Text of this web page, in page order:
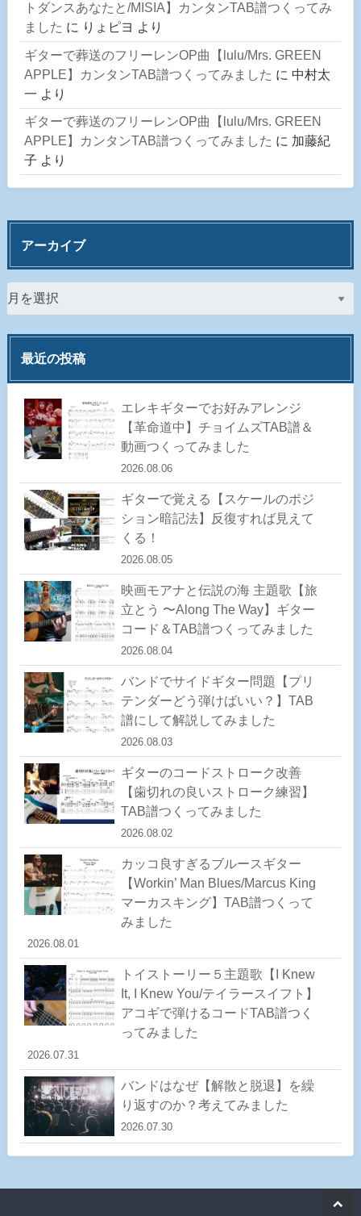
トダンスあなたと/MISIA】カンタンTAB譜つくってみ
ました に りょピヨ より
ギターで葬送のフリーレンOP曲【lulu/Mrs. GREEN
APPLE】カンタンTAB譜つくってみました に 中村太
一 より
ギターで葬送のフリーレンOP曲【lulu/Mrs. GREEN
APPLE】カンタンTAB譜つくってみました に 加藤紀
子 より
アーカイブ
最近の投稿
エレキギターでお好みアレンジ
【革命道中】チョイムズTAB譜＆
動画つくってみました
2026.08.06
ギターで覚える【スケールのポジ
ション暗記法】反復すれば見えて
くる！
2026.08.05
映画モアナと伝説の海 主題歌【旅
立とう 〜Along The Way】ギター
コード＆TAB譜つくってみました
2026.08.04
バンドでサイドギター問題【プリ
テンダーどう弾けばいい？】TAB
譜にして解説してみました
2026.08.03
ギターのコードストローク改善
【歯切れの良いストローク練習】
TAB譜つくってみました
2026.08.02
カッコ良すぎるブルースギター
【Workin’ Man Blues/Marcus King
マーカスキング】TAB譜つくって
みました
2026.08.01
トイストーリー５主題歌【I Knew
It, I Knew You/テイラースイフト】
アコギで弾けるコードTAB譜つく
ってみました
2026.07.31
バンドはなぜ【解散と脱退】を繰
り返すのか？考えてみました
2026.07.30